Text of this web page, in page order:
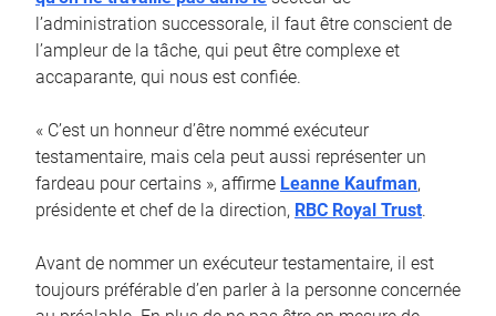
l’administration successorale, il faut être conscient de
l’ampleur de la tâche, qui peut être complexe et
accaparante, qui nous est confiée.
« C’est un honneur d’être nommé exécuteur
testamentaire, mais cela peut aussi représenter un
fardeau pour certains », affirme Leanne Kaufman,
présidente et chef de la direction, RBC Royal Trust.
Avant de nommer un exécuteur testamentaire, il est
toujours préférable d’en parler à la personne concernée